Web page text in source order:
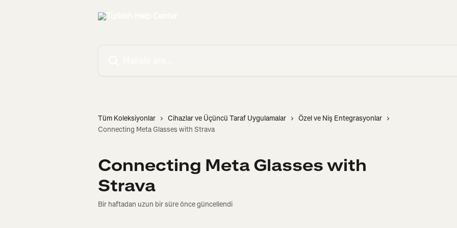
Tüm Koleksiyonlar Cihazlar ve Üçüncü Taraf Uygulamalar
Özel ve Niş Entegrasyonlar
Connecting Meta Glasses with Strava
Connecting Meta Glasses with
Strava
Bir haftadan uzun bir süre önce güncellendi